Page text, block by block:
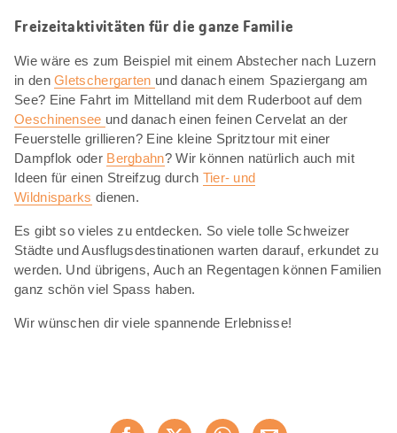
Freizeitaktivitäten für die ganze Familie
Wie wäre es zum Beispiel mit einem Abstecher nach Luzern
in denGletschergarten und danach einem Spaziergang am
See? Eine Fahrt im Mittelland mit dem Ruderboot auf dem
Oeschinensee und danach einen feinen Cervelat an der
Feuerstelle grillieren? Eine kleine Spritztour mit einer
Dampflok oder Bergbahn? Wir können natürlich auch mit
Ideen für einen Streifzug durch Tier- und
Wildnisparks dienen.
Es gibt so vieles zu entdecken. So viele tolle Schweizer
Städte und Ausflugsdestinationen warten darauf, erkundet zu
werden. Und übrigens, Auch an Regentagen können Familien
ganz schön viel Spass haben.
Wir wünschen dir viele spannende Erlebnisse!